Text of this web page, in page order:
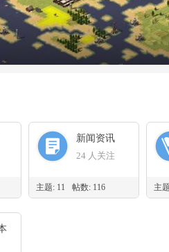
新闻资讯
24 人关注
主题: 11 帖数: 116 主